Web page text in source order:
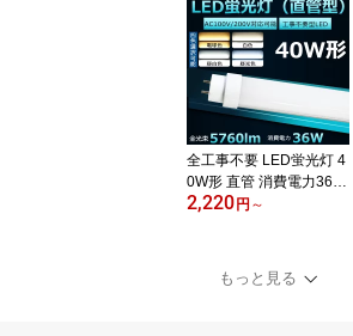
0cm グロー式 インバー
ター式 ラピッド式全部対
応 LED 40W 直管 直管LE
D蛍光灯 蛍光灯 40形 直
管 LED 蛍光灯 40W LED
直管 電源内蔵 長寿命 高
輝度 FHF32EX FL40 FL
R40S 二年保証
全工事不要 LED蛍光灯 4
0W形 直管 消費電力36W
5760lm 口金 G13 T10 18
ラピッド式全部対応 LED
40W 直管 直管LED蛍光
2,220 円 ～
もっと見る